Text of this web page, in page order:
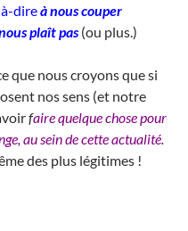
à-direà nous couper
plaît pas(ou plus.)
que nous croyons que si
nos sens (et notre
faire quelque chose pour
au sein de cette actualité.
des plus légitimes !